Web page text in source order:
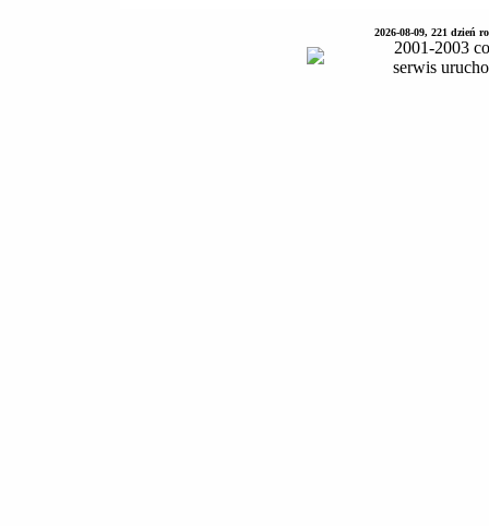
2026-08-09, 221 dzień
2001-2003
serwis